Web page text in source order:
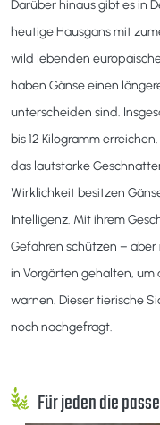
Darüber hinaus gibt es in
heutige Hausgans mit
wild lebenden
haben Gänse einen
unterscheiden sind.
bis 12 Kilogramm
das lautstarke
Wirklichkeit besitzen
Intelligenz. Mit ihrem
Gefahren schützen –
in Vorgärten gehalten, um
warnen. Dieser tierische
noch nachgefragt.
Für jeden die